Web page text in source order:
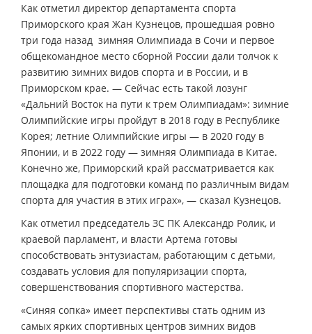
Как отметил директор департамента спорта
Приморского края Жан Кузнецов, прошедшая ровно
три года назад зимняя Олимпиада в Сочи и первое
общекомандное место сборной России дали толчок к
развитию зимних видов спорта и в России, и в
Приморском крае. — Сейчас есть такой лозунг
«Дальний Восток на пути к трем Олимпиадам»: зимние
Олимпийские игры пройдут в 2018 году в Республике
Корея; летние Олимпийские игры — в 2020 году в
Японии, и в 2022 году — зимняя Олимпиада в Китае.
Конечно же, Приморский край рассматривается как
площадка для подготовки команд по различным видам
спорта для участия в этих играх», — сказал Кузнецов.
Как отметил председатель ЗС ПК Александр Ролик, и
краевой парламент, и власти Артема готовы
способствовать энтузиастам, работающим с детьми,
создавать условия для популяризации спорта,
совершенствования спортивного мастерства.
«Синяя сопка» имеет перспективы стать одним из
самых ярких спортивных центров зимних видов